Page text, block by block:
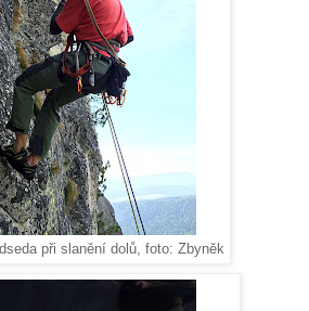
při slanění dolů, foto: Zbyněk